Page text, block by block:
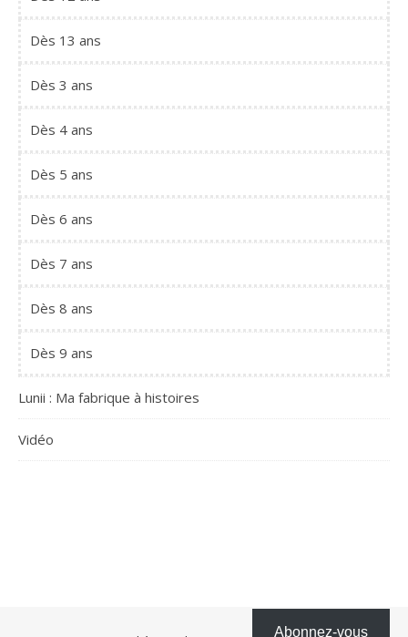
Dès 13 ans
Dès 3 ans
Dès 4 ans
Dès 5 ans
Dès 6 ans
Dès 7 ans
Dès 8 ans
Dès 9 ans
Lunii : Ma fabrique à histoires
Vidéo
Abonnez-vous